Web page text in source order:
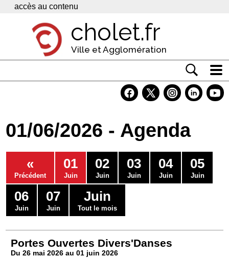
Panneau de gestion des cookies
accès au contenu
cholet.fr
Ville et Agglomération
Economie
Services
Contacts
01/06/2026 - Agenda
«
Précédent
01
Juin
02
Juin
03
Juin
04
Juin
05
Juin
06
Juin
07
Juin
Juin
Tout le mois
Portes Ouvertes Divers'Danses
Du 26 mai 2026 au 01 juin 2026